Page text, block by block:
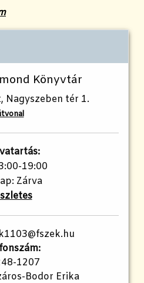
Könyvtár
Nagyszeben tér 1.
19:00
Zárva
1207
Bodor Erika